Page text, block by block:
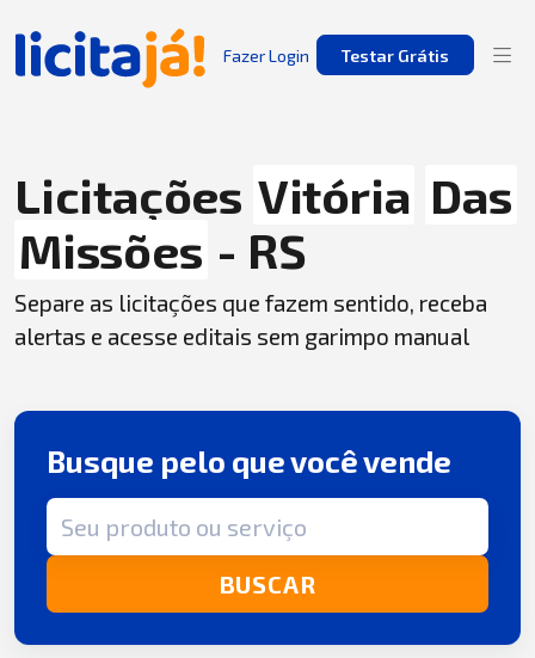
Fazer Login Testar Grátis
Licitações Vitória Das
Missões - RS
Separe as licitações que fazem sentido, receba
alertas e acesse editais sem garimpo manual
Busque pelo que você vende
Termo de busca
BUSCAR